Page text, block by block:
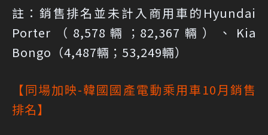
註：銷售排名並未計入商用車的Hyundai
Porter（8,578輛；82,367輛）、Kia
Bongo（4,487輛；53,249輛）
【同場加映-韓國國產電動乘用車10月銷售
排名】